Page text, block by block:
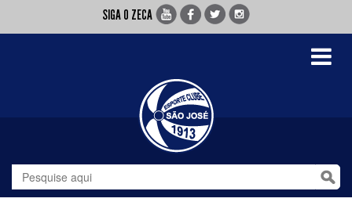
SIGA O ZECA
Toggle